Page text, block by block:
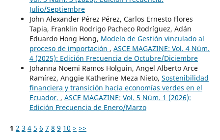
Julio/Septiembre
John Alexander Pérez Pérez, Carlos Ernesto Flores
Tapia, Franklin Rodrigo Pacheco Rodríguez, Adán
Eduardo Hong Hong, Modelo de Gestión vinculado al
proceso de importación , ASCE MAGAZINE: Vol. 4 Núm.
4 (2025): Edición Frecuencia de Octubre/Diciembre
Johanna Noemi Ramos Holguin, Angel Alberto Arce
Ramírez, Anggie Katherine Meza Nieto, Sostenibilidad
financiera y transición hacia economías verdes en el
Ecuador. , ASCE MAGAZINE: Vol. 5 Núm. 1 (2026):
Edición Frecuencia de Enero/Marzo
1 2 3 4 5 6 7 8 9 10 > >>